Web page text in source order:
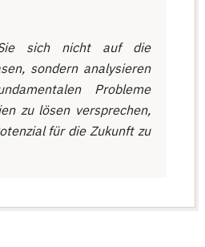
Sie sich nicht auf die
sondern analysieren
Probleme
zu lösen versprechen,
für die Zukunft zu